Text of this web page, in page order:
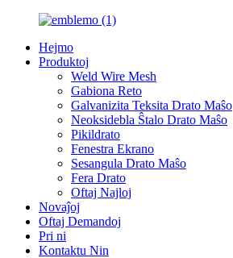
Hejmo
Produktoj
Weld Wire Mesh
Gabiona Reto
Galvanizita Teksita Drato Maŝo
Neoksidebla Ŝtalo Drato Maŝo
Pikildrato
Fenestra Ekrano
Sesangula Drato Maŝo
Fera Drato
Oftaj Najloj
Novaĵoj
Oftaj Demandoj
Pri ni
Kontaktu Nin